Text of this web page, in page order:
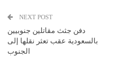
NEXT POST
دفن جثث مقاتلين جنوبيين
بالسعودية عقب تعثر نقلها إلى
الجنوب